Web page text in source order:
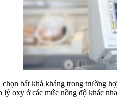
bất khả kháng trong trường
lý oxy ở các mức nồng độ khác